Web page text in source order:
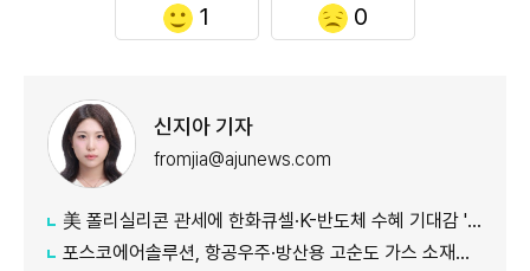
1 0
신지아 기자
fromjia@ajunews.com
美 폴리실리콘 관세에 한화큐셀·K-반도체 수혜 기대감 '쑥'
포스코에어솔루션, 항공우주·방산용 고순도 가스 소재분야 글로벌 인증 획득